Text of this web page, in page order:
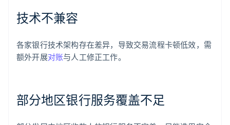
技术不兼容
各家银行技术架构存在差异，导致交易流程卡顿低效，需
额外开展对账与人工修正工作。
部分地区银行服务覆盖不足